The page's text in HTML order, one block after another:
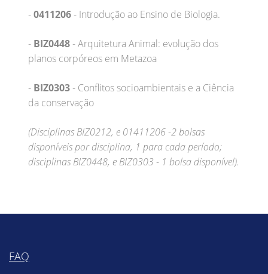
-0411206 - Introdução ao Ensino de Biologia.
- BIZ0448 - Arquitetura Animal: evolução dos
planos corpóreos em Metazoa
- BIZ0303 - Conflitos socioambientais e a Ciência
da conservação
(Disciplinas BIZ0212, e 01411206 -2 bolsas
disponíveis por disciplina, 1 para cada período;
disciplinas BIZ0448, e BIZ0303 - 1 bolsa disponível).
FAQ